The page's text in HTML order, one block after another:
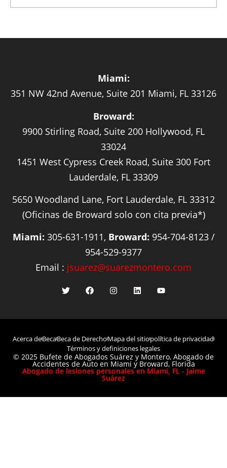
Miami:
351 NW 42nd Avenue, Suite 201 Miami, FL 33126
Broward:
9900 Stirling Road, Suite 200 Hollywood, FL
33024
1451 West Cypress Creek Road, Suite 300 Fort
Lauderdale, FL 33309
5650 Woodland Lane, Fort Lauderdale, FL 33312
(Oficinas de Broward solo con cita previa*)
Miami: 305-631-1911, Broward: 954-704-8123 /
954-529-9377
Email : jsuarez@suarezmontero.com
Acerca deBecaBeca de DerechoMapa del sitiopolítica de privacidad
Términos y definiciones legales
© 2025 Bufete de Abogados Suárez y Montero, Abogado de
Accidentes de Auto en Miami y Broward, Florida
Abogado de lesiones personales en Miami, FL - Jaime
Suárez